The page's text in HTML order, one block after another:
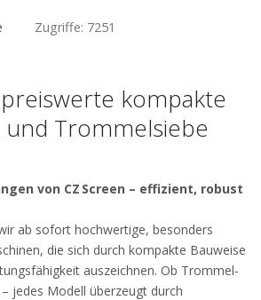
Zugriffe: 7251
kompakte
und Trommelsiebe
von CZ Screen – effizient, robust
ab sofort hochwertige, besonders
die sich durch kompakte Bauweise
auszeichnen. Ob Trommel-
jedes Modell überzeugt durch